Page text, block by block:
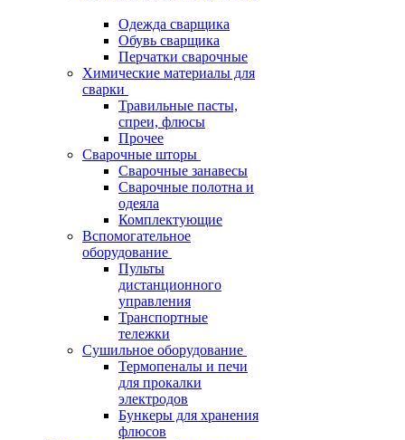
Одежда сварщика
Обувь сварщика
Перчатки сварочные
Химические материалы для
сварки
Травильные пасты,
спреи, флюсы
Прочее
Сварочные шторы
Сварочные занавесы
Сварочные полотна и
одеяла
Комплектующие
Вспомогательное
оборудование
Пульты
дистанционного
управления
Транспортные
тележки
Сушильное оборудование
Термопеналы и печи
для прокалки
электродов
Бункеры для хранения
флюсов